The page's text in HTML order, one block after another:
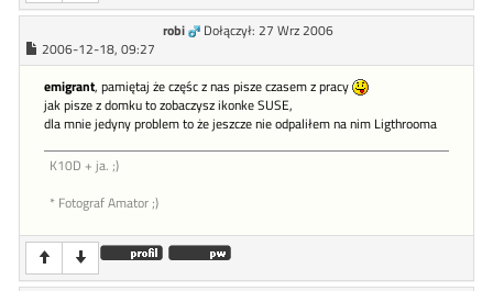
robi
Dołączył: 27 Wrz 2006
2006-12-18, 09:27
emigrant, pamiętaj że częśc z nas pisze czasem z pracy
jak pisze z domku to zobaczysz ikonke SUSE,
dla mnie jedyny problem to że jeszcze nie odpaliłem na nim Ligthrooma
K10D + ja. ;)
* Fotograf Amator ;)